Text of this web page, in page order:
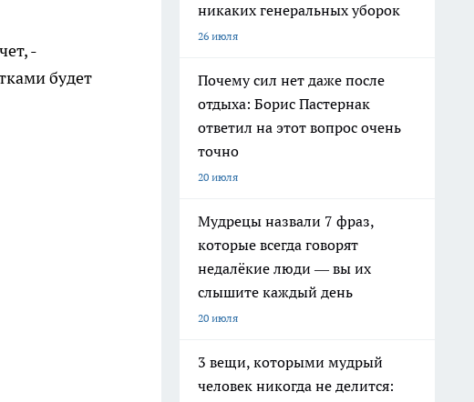
-
будет
никаких генеральных уборок
26 июля
Почему сил нет даже после
отдыха: Борис Пастернак
ответил на этот вопрос очень
точно
20 июля
Мудрецы назвали 7 фраз,
которые всегда говорят
недалёкие люди — вы их
слышите каждый день
20 июля
3 вещи, которыми мудрый
человек никогда не делится: